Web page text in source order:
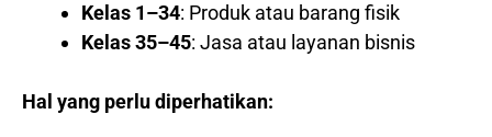
Kelas 1–34: Produk atau barang fisik
Kelas 35–45: Jasa atau layanan bisnis
Hal yang perlu diperhatikan: